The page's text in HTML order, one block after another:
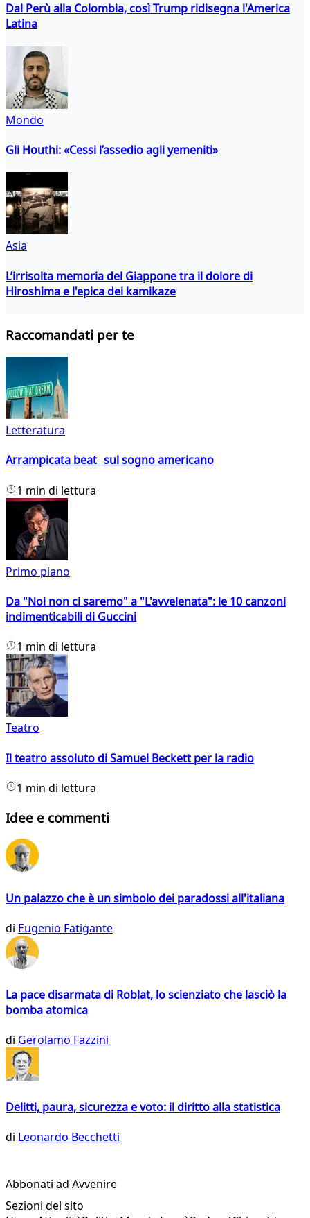
Dal Perù alla Colombia, così Trump ridisegna l'America
Latina
Mondo
Gli Houthi: «Cessi l’assedio agli yemeniti»
Asia
L’irrisolta memoria del Giappone tra il dolore di
Hiroshima e l'epica dei kamikaze
Raccomandati per te
Letteratura
Arrampicata beat sul sogno americano
1 min di lettura
Primo piano
Da "Noi non ci saremo" a "L'avvelenata": le 10 canzoni
indimenticabili di Guccini
1 min di lettura
Teatro
Il teatro assoluto di Samuel Beckett per la radio
1 min di lettura
Idee e commenti
Un palazzo che è un simbolo dei paradossi all'italiana
di Eugenio Fatigante
La pace disarmata di Roblat, lo scienziato che lasciò la
bomba atomica
di Gerolamo Fazzini
Delitti, paura, sicurezza e voto: il diritto alla statistica
di Leonardo Becchetti
Abbonati ad Avvenire
Sezioni del sito